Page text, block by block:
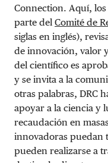
Connection. Aquí,
parte del Comité de
siglas en inglés),
de innovación, valor
del científico es
y se invita a la
otras palabras, DRC
apoyar a la ciencia y
recaudación en
innovadoras puedan
pueden realizarse a